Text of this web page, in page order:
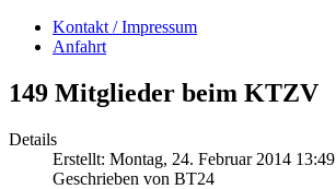
Kontakt / Impressum
Anfahrt
149 Mitglieder beim KTZV
Details
Erstellt: Montag, 24. Februar 2014 13:49
Geschrieben von BT24